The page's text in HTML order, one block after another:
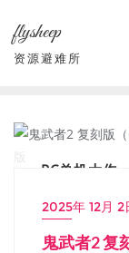
content
flysheep
资源避难所
PC单机大作
2025年 12月 2
鬼武者2 复